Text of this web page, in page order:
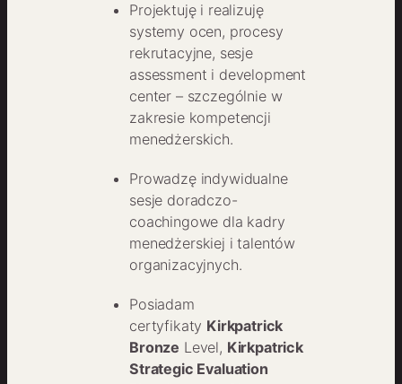
Projektuję i realizuję
systemy ocen, procesy
rekrutacyjne, sesje
assessment i development
center – szczególnie w
zakresie kompetencji
menedżerskich.
Prowadzę indywidualne
sesje doradczo-
coachingowe dla kadry
menedżerskiej i talentów
organizacyjnych.
Posiadam
certyfikaty Kirkpatrick
Bronze Level, Kirkpatrick
Strategic Evaluation